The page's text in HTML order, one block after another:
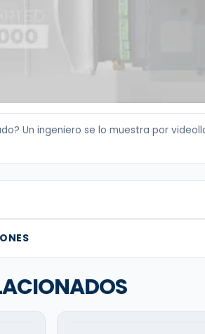
Un ingeniero se lo muestra por